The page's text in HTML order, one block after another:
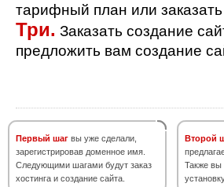
тарифный план или
Три. Заказать создание
предложить вам создание
Первый шаг вы уже сделали,
зарегистрировав доменное имя.
Следующими шагами будут заказ
хостинга и создание сайта.
Второй
Также вы